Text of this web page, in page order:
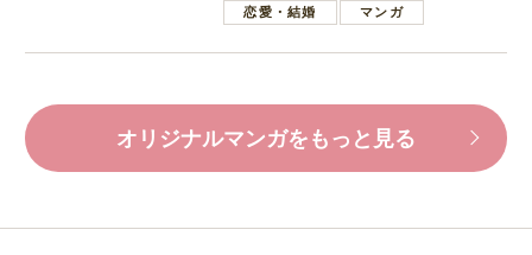
恋愛・結婚
マンガ
オリジナルマンガをもっと見る